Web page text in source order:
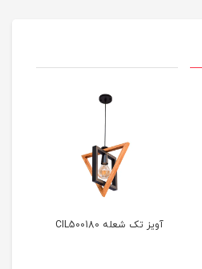
آویز تک شعله CIL500180